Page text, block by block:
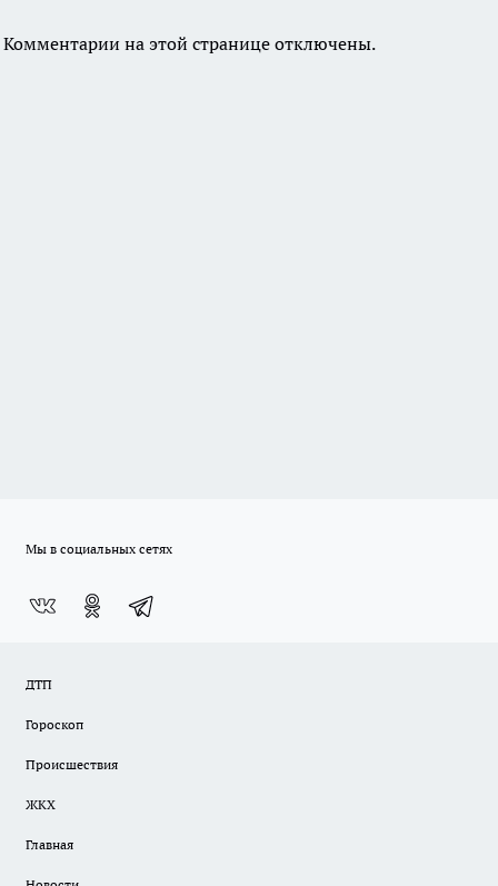
Комментарии на этой странице отключены.
Мы в социальных сетях
ДТП
Гороскоп
Происшествия
ЖКХ
Главная